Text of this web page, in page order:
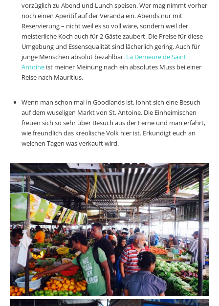
vorzüglich zu Abend und Lunch speisen. Wer mag nimmt vorher
noch einen Aperitif auf der Veranda ein. Abends nur mit
Reservierung – nicht weil es so voll wäre, sondern weil der
meisterliche Koch auch für 2 Gäste zaubert. Die Preise für diese
Umgebung und Essensqualität sind lächerlich gering. Auch für
junge Menschen absolut bezahlbar. La Demeure de Saint
Antoine ist meiner Meinung nach ein absolutes Muss bei einer
Reise nach Mauritius.
Wenn man schon mal in Goodlands ist, lohnt sich eine Besuch
auf dem wuseligen Markt von St. Antoine. Die Einheimischen
freuen sich so sehr über Besuch aus der Ferne und man erfährt,
wie freundlich das kreolische Volk hier ist. Erkundigt euch an
welchen Tagen was verkauft wird.